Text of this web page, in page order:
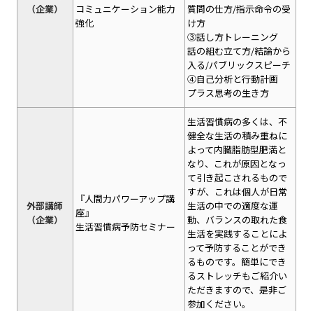
（企業）
コミュニケーション能力
強化
質問の仕方/指示命令の受
け方
③話し方トレーニング
話の組む立て方/結論から
入る/パブリックスピーチ
④自己分析と行動計画
プラス思考の生き方
外部講師
（企業）
『人間力パワーアップ講
座』
生活習慣病予防セミナー
生活習慣病の多くは、不
健全な生活の積み重ねに
よって内臓脂肪型肥満と
なり、これが原因となっ
て引き起こされるもので
すが、これは個人が日常
生活の中での適度な運
動、バランスの取れた食
生活を実践することによ
って予防することができ
るものです。簡単にでき
るストレッチもご紹介い
ただきますので、是非ご
参加ください。